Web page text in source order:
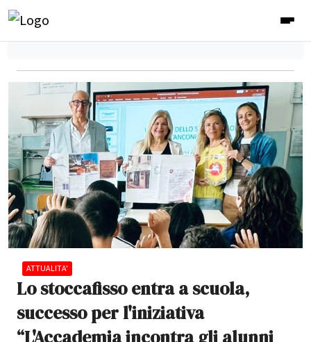
ATTUALITA'
Lo stoccafisso entra a scuola,
successo per l'iniziativa
“L'Accademia incontra gli alunni